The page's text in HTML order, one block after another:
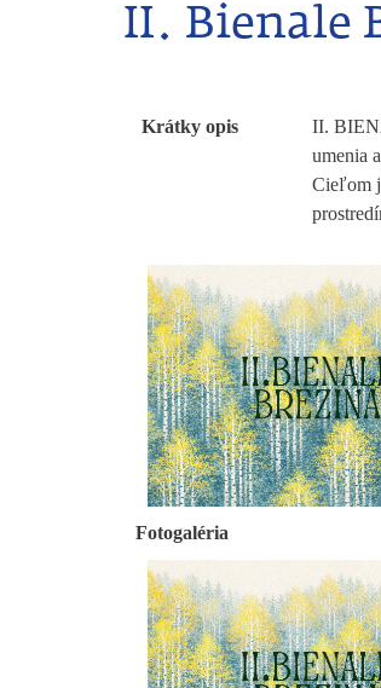
II. Bienale
Krátky opis
II.
umenia
Cieľom
Fotogaléria